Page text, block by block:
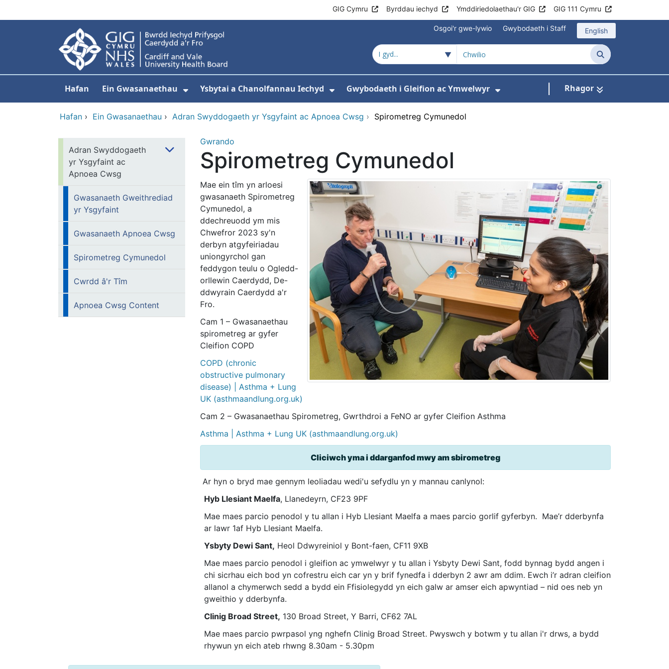
GIG Cymru Byrddau iechyd Ymddiriedolaethau'r GIG GIG 111 Cymru
Osgoi'r gwe-lywio Gwybodaeth i Staff English
Chwilio
Hafan Ein Gwasanaethau Ysbytai a Chanolfannau Iechyd Gwybodaeth i Gleifion ac Ymwelwyr Rhagor
Hafan › Ein Gwasanaethau › Adran Swyddogaeth yr Ysgyfaint ac Apnoea Cwsg › Spirometreg Cymunedol
Adran Swyddogaeth
yr Ysgyfaint ac
Apnoea Cwsg
Gwasanaeth Gweithrediad
yr Ysgyfaint
Gwasanaeth Apnoea Cwsg
Spirometreg Cymunedol
Cwrdd â'r Tîm
Apnoea Cwsg Content
Gwrando
Spirometreg Cymunedol
Mae ein tîm yn arloesi
gwasanaeth Spirometreg
Cymunedol, a
ddechreuodd ym mis
Chwefror 2023 sy'n
derbyn atgyfeiriadau
uniongyrchol gan
feddygon teulu o Ogledd-
orllewin Caerdydd, De-
ddwyrain Caerdydd a'r
Fro.
Cam 1 – Gwasanaethau
spirometreg ar gyfer
Cleifion COPD
COPD (chronic
obstructive pulmonary
disease) | Asthma + Lung
UK (asthmaandlung.org.uk)
Cam 2 – Gwasanaethau Spirometreg, Gwrthdroi a FeNO ar gyfer Cleifion Asthma
Asthma | Asthma + Lung UK (asthmaandlung.org.uk)
Cliciwch yma i ddarganfod mwy am sbirometreg
Ar hyn o bryd mae gennym leoliadau wedi'u sefydlu yn y mannau canlynol:
Hyb Llesiant Maelfa, Llanedeyrn, CF23 9PF
Mae maes parcio penodol y tu allan i Hyb Llesiant Maelfa a maes parcio gorlif gyferbyn. Mae’r dderbynfa
ar lawr 1af Hyb Llesiant Maelfa.
Ysbyty Dewi Sant, Heol Ddwyreiniol y Bont-faen, CF11 9XB
Mae maes parcio penodol i gleifion ac ymwelwyr y tu allan i Ysbyty Dewi Sant, fodd bynnag bydd angen i
chi sicrhau eich bod yn cofrestru eich car yn y brif fynedfa i dderbyn 2 awr am ddim. Ewch i’r adran cleifion
allanol a chymerwch sedd a bydd ein Ffisiolegydd yn eich galw ar amser eich apwyntiad – nid oes neb yn
gweithio y dderbynfa.
Clinig Broad Street, 130 Broad Street, Y Barri, CF62 7AL
Mae maes parcio pwrpasol yng nghefn Clinig Broad Street. Pwyswch y botwm y tu allan i'r drws, a bydd
rhywun yn eich ateb rhwng 8.30am - 5.30pm